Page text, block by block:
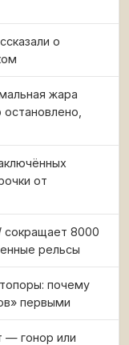
о
жара
от
сокращает 8000
рельсы
почему
первыми
— гонор или